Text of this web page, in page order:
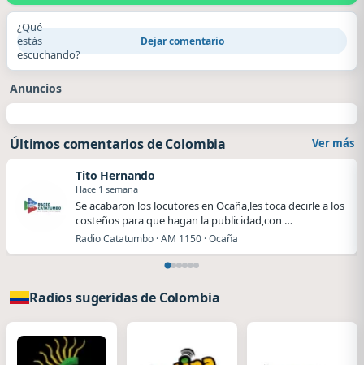
¿Qué
estás
escuchando?
Dejar comentario
Anuncios
Últimos comentarios de Colombia Ver más
Tito Hernando
Hace 1 semana
Se acabaron los locutores en Ocaña,les toca decirle a los
costeños para que hagan la publicidad,con …
Radio Catatumbo · AM 1150 · Ocaña
Radios sugeridas de Colombia